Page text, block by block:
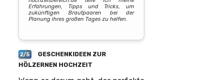
Erfahrungen, Tipps und Tricks, um
zukünftigen Brautpaaren bei der
Planung ihres großen Tages zu helfen.
2/5
GESCHENKIDEEN ZUR
HÖLZERNEN HOCHZEIT